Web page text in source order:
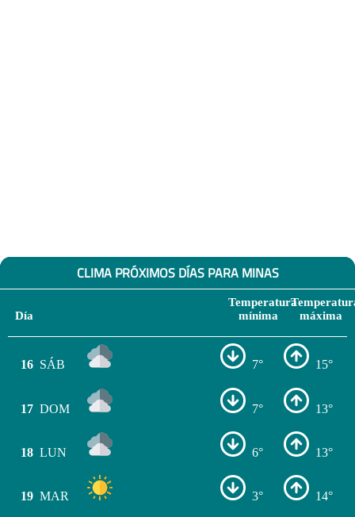
CLIMA PRÓXIMOS DÍAS PARA MINAS
Día
Temperatura
mínima
máxima
16 SÁB 7° 15°
17 DOM 7° 13°
18 LUN 6° 13°
19 MAR 3° 14°